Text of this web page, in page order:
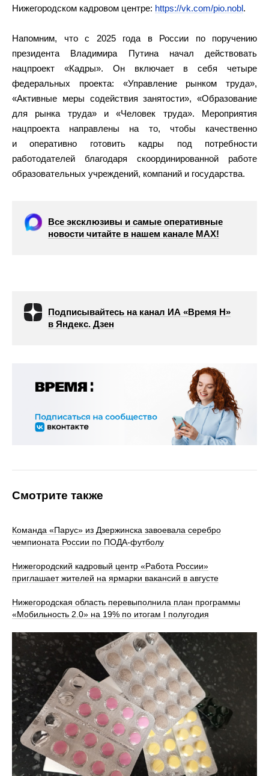
Нижегородском кадровом центре: https://vk.com/pio.nobl.
Напомним, что с 2025 года в России по поручению
президента Владимира Путина начал действовать
нацпроект «Кадры». Он включает в себя четыре
федеральных проекта: «Управление рынком труда»,
«Активные меры содействия занятости», «Образование
для рынка труда» и «Человек труда». Мероприятия
нацпроекта направлены на то, чтобы качественно
и оперативно готовить кадры под потребности
работодателей благодаря скоординированной работе
образовательных учреждений, компаний и государства.
Все эксклюзивы и самые оперативные
новости читайте в нашем канале МАХ!
Подписывайтесь на канал ИА «Время Н»
в Яндекс. Дзен
Смотрите также
Команда «Парус» из Дзержинска завоевала серебро
чемпионата России по ПОДА-футболу
Нижегородский кадровый центр «Работа России»
приглашает жителей на ярмарки вакансий в августе
Нижегородская область перевыполнила план программы
«Мобильность 2.0» на 19% по итогам I полугодия